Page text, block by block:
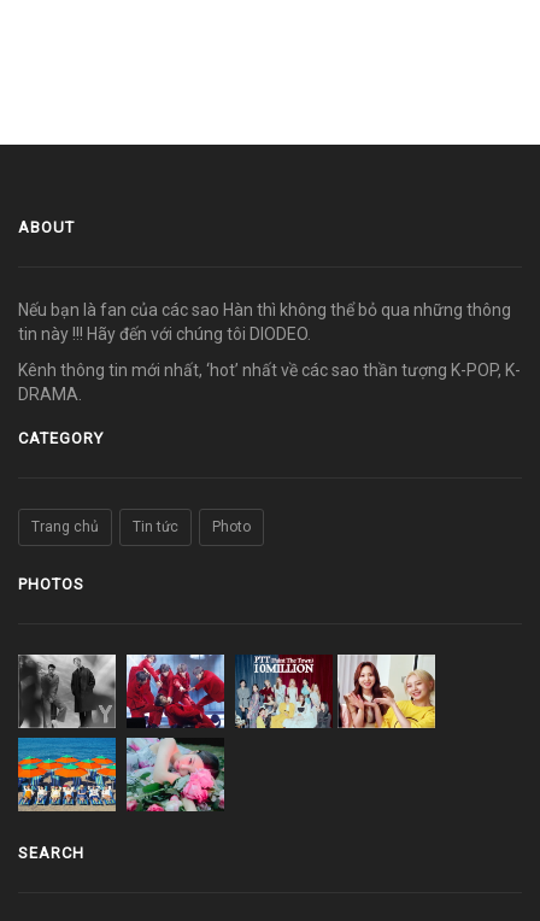
ABOUT
Nếu bạn là fan của các sao Hàn thì không thể bỏ qua những thông
tin này !!! Hãy đến với chúng tôi DIODEO.
Kênh thông tin mới nhất, ‘hot’ nhất về các sao thần tượng K-POP, K-
DRAMA.
CATEGORY
Trang chủ Tin tức Photo
PHOTOS
SEARCH